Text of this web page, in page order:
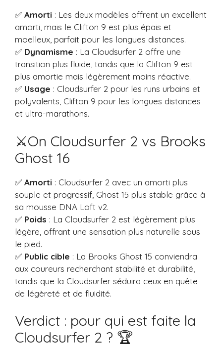
✅ Amorti : Les deux modèles offrent un excellent
amorti, mais le Clifton 9 est plus épais et
moelleux, parfait pour les longues distances.
✅ Dynamisme : La Cloudsurfer 2 offre une
transition plus fluide, tandis que la Clifton 9 est
plus amortie mais légèrement moins réactive.
✅ Usage : Cloudsurfer 2 pour les runs urbains et
polyvalents, Clifton 9 pour les longues distances
et ultra-marathons.
⚔️On Cloudsurfer 2 vs Brooks
Ghost 16
✅ Amorti : Cloudsurfer 2 avec un amorti plus
souple et progressif, Ghost 15 plus stable grâce à
sa mousse DNA Loft v2.
✅ Poids : La Cloudsurfer 2 est légèrement plus
légère, offrant une sensation plus naturelle sous
le pied.
✅ Public cible : La Brooks Ghost 15 conviendra
aux coureurs recherchant stabilité et durabilité,
tandis que la Cloudsurfer séduira ceux en quête
de légèreté et de fluidité.
Verdict : pour qui est faite la
Cloudsurfer 2 ? 🏆